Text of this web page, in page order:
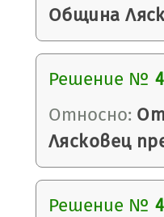
Община
Решение №
Относно:
Лясковец
Решение №